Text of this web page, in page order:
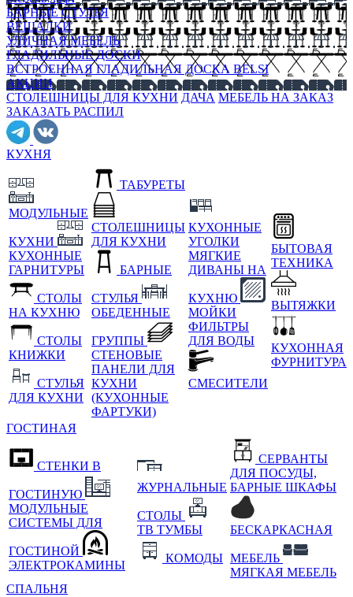
БАРНЫЕ СТУЛЬЯ
ВЕШАЛКИ
УЛИЧНАЯ МЕБЕЛЬ
ГЛАДИЛЬНЫЕ ДОСКИ
ВСТРОЕННАЯ ГЛАДИЛЬНАЯ ДОСКА BELSI
АКЦИИ
СТОЛЕШНИЦЫ ДЛЯ КУХНИ ДАЧА МЕБЕЛЬ НА ЗАКАЗ
ЗАКАЗАТЬ РАСПИЛ
КУХНЯ
МОДУЛЬНЫЕ
КУХНИ
КУХОННЫЕ
ГАРНИТУРЫ
СТОЛЫ
НА КУХНЮ
СТОЛЫ
КНИЖКИ
СТУЛЬЯ
ДЛЯ КУХНИ
ТАБУРЕТЫ
СТОЛЕШНИЦЫ
ДЛЯ КУХНИ
БАРНЫЕ
СТУЛЬЯ
ОБЕДЕННЫЕ
ГРУППЫ
СТЕНОВЫЕ
ПАНЕЛИ ДЛЯ
КУХНИ
(КУХОННЫЕ
ФАРТУКИ)
КУХОННЫЕ
УГОЛКИ
МЯГКИЕ
ДИВАНЫ НА
КУХНЮ
МОЙКИ
ФИЛЬТРЫ
ДЛЯ ВОДЫ
СМЕСИТЕЛИ
БЫТОВАЯ
ТЕХНИКА
ВЫТЯЖКИ
КУХОННАЯ
ФУРНИТУРА
ГОСТИНАЯ
СТЕНКИ В
ГОСТИНУЮ
МОДУЛЬНЫЕ
СИСТЕМЫ ДЛЯ
ГОСТИНОЙ
ЭЛЕКТРОКАМИНЫ
ЖУРНАЛЬНЫЕ
СТОЛЫ
ТВ ТУМБЫ
КОМОДЫ
СЕРВАНТЫ
ДЛЯ ПОСУДЫ,
БАРНЫЕ ШКАФЫ
БЕСКАРКАСНАЯ
МЕБЕЛЬ
МЯГКАЯ МЕБЕЛЬ
СПАЛЬНЯ